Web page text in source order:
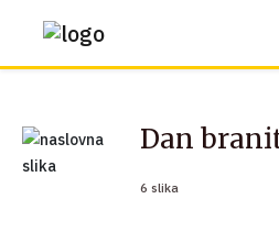
Dan
6 slika